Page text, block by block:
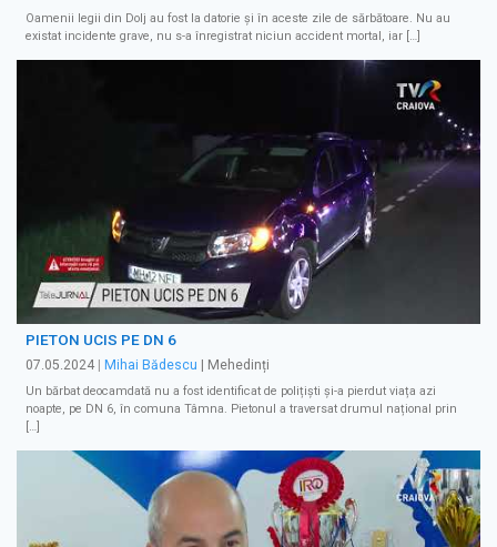
Oamenii legii din Dolj au fost la datorie şi în aceste zile de sărbătoare. Nu au
existat incidente grave, nu s-a înregistrat niciun accident mortal, iar […]
PIETON UCIS PE DN 6
07.05.2024 | Mihai Bădescu | Mehedinți
Un bărbat deocamdată nu a fost identificat de polițiști și-a pierdut viața azi
noapte, pe DN 6, în comuna Tâmna. Pietonul a traversat drumul național prin
[…]